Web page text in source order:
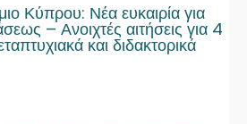
Κύπρου: Νέα ευκαιρία για
– Ανοιχτές αιτήσεις για 4
και διδακτορικά